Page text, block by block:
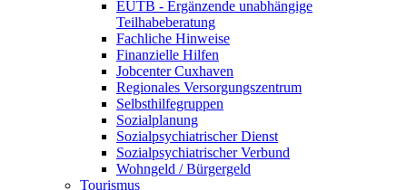
EUTB - Ergänzende unabhängige
Teilhabeberatung
Fachliche Hinweise
Finanzielle Hilfen
Jobcenter Cuxhaven
Regionales Versorgungszentrum
Selbsthilfegruppen
Sozialplanung
Sozialpsychiatrischer Dienst
Sozialpsychiatrischer Verbund
Wohngeld / Bürgergeld
Tourismus